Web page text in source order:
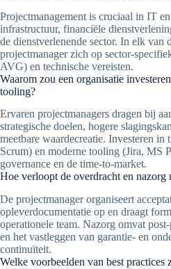
Projectmanagement is cruciaal in IT
infrastructuur, financiële
de dienstverlenende sector. In elk van
projectmanager zich op sector-
AVG) en technische vereisten.
Waarom zou een organisatie
tooling?
Ervaren projectmanagers dragen bij
strategische doelen, hogere
meetbare waardecreatie. Investeren
Scrum) en moderne tooling (Jira, MS
governance en de time-to-market.
Hoe verloopt de overdracht en nazorg
De projectmanager organiseert
opleverdocumentatie op en draagt
operationele team. Nazorg omvat
en het vastleggen van garantie- en
continuïteit.
Welke voorbeelden van best practices